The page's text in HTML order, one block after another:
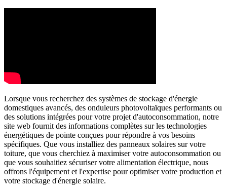
Lorsque vous recherchez des systèmes de stockage d'énergie
domestiques avancés, des onduleurs photovoltaïques performants ou
des solutions intégrées pour votre projet d'autoconsommation, notre
site web fournit des informations complètes sur les technologies
énergétiques de pointe conçues pour répondre à vos besoins
spécifiques. Que vous installiez des panneaux solaires sur votre
toiture, que vous cherchiez à maximiser votre autoconsommation ou
que vous souhaitiez sécuriser votre alimentation électrique, nous
offrons l'équipement et l'expertise pour optimiser votre production et
votre stockage d'énergie solaire.